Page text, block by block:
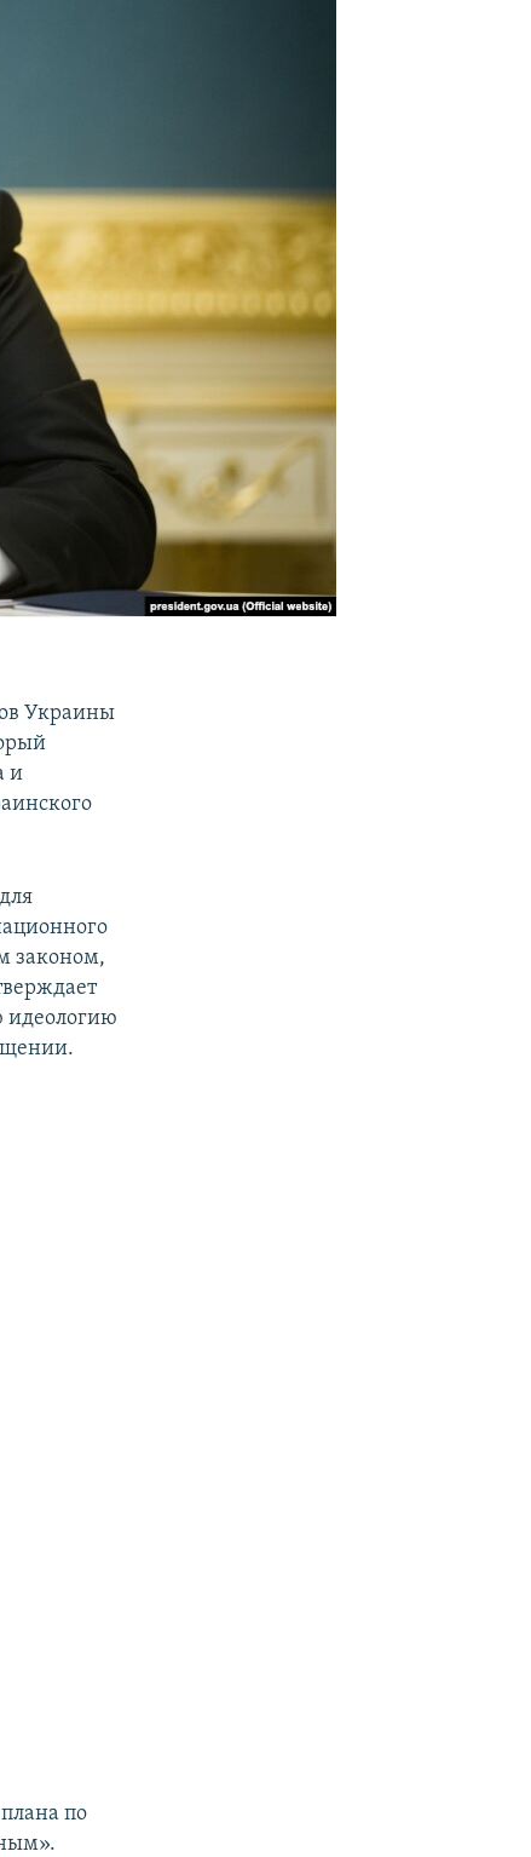
Украины
и
законом,
идеологию
по